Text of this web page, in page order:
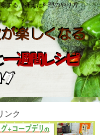
する、冴えた料理のやり方
ンク